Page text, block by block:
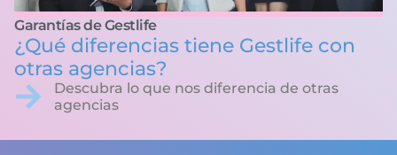
Garantías de Gestlife
¿Qué diferencias tiene Gestlife con
otras agencias?
Descubra lo que nos diferencia de otras
agencias